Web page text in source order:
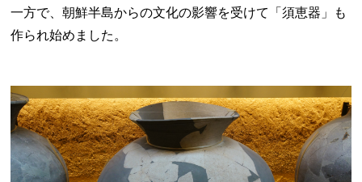
一方で、朝鮮半島からの文化の影響を受けて「須恵器」も
作られ始めました。